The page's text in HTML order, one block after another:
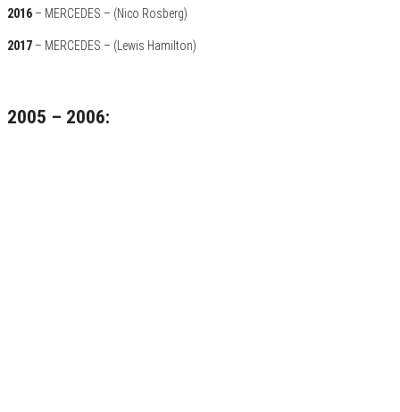
2016 – MERCEDES – (Nico Rosberg)
2017 – MERCEDES – (Lewis Hamilton)
2005 – 2006: